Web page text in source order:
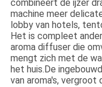
combineert de ijzer
machine meer
lobby van hotels,
Het is compleet
aroma diffuser die
mengt zich met de
het huis. De
van aroma's, vergroot